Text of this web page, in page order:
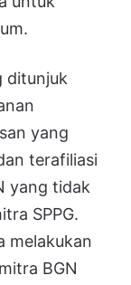
ditunjuk
yang
terafiliasi
yang tidak
SPPG.
melakukan
BGN